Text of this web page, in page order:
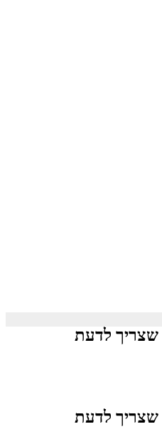
שצריך לדעת
שצריך לדעת